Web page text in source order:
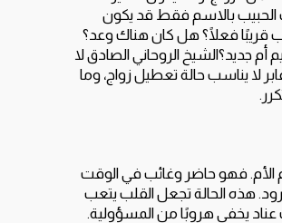
الحبيب بالاسم فقط قد يكون
قريبًا فعلًا؟ هل كان هناك وعد؟
جديد؟الشيخ الروحاني الصادق لا
لا يناسب حالة تعطيل زواج، وما
الأم. فهو حاضر وغائب في الوقت
هذه الحالة تجعل القلب يتعب
عناد يخفي هروبًا من المسؤولية.